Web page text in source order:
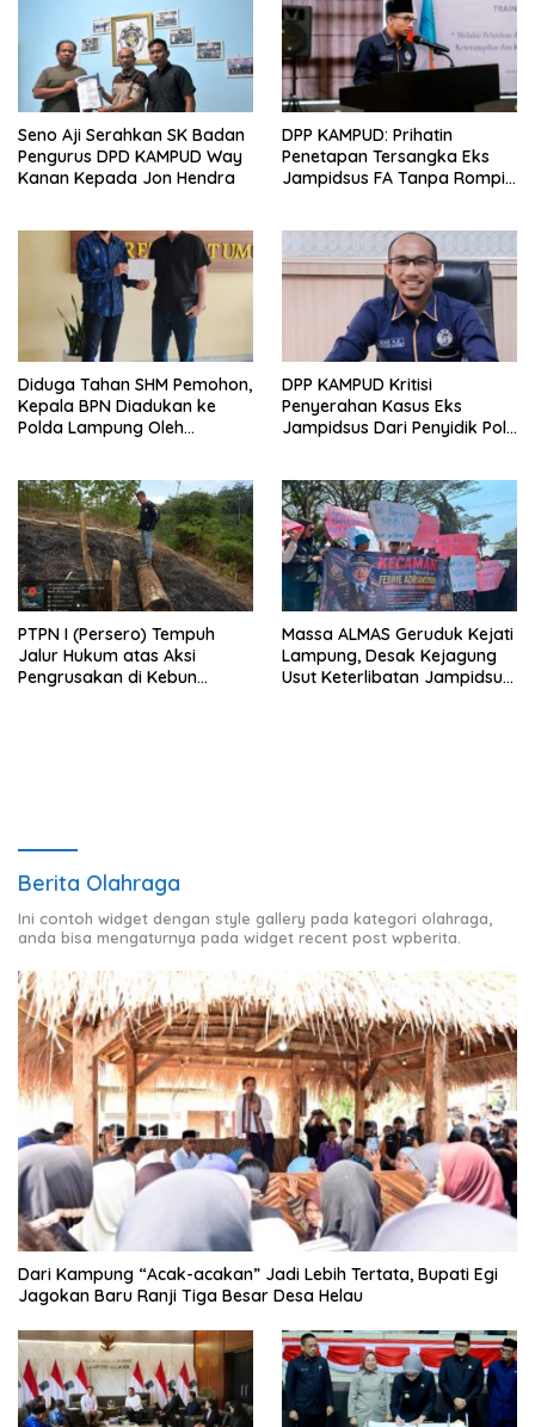
Seno Aji Serahkan SK Badan
Pengurus DPD KAMPUD Way
Kanan Kepada Jon Hendra
DPP KAMPUD: Prihatin
Penetapan Tersangka Eks
Jampidsus FA Tanpa Rompi
Diduga Tahan SHM Pemohon,
Kepala BPN Diadukan ke
Polda Lampung Oleh
DPP KAMPUD Kritisi
Penyerahan Kasus Eks
Jampidsus Dari Penyidik Polri
PTPN I (Persero) Tempuh
Jalur Hukum atas Aksi
Pengrusakan di Kebun
Massa ALMAS Geruduk Kejati
Lampung, Desak Kejagung
Usut Keterlibatan Jampidsus
Berita Olahraga
Ini contoh widget dengan style gallery pada kategori olahraga,
anda bisa mengaturnya pada widget recent post wpberita.
Dari Kampung “Acak-acakan” Jadi Lebih Tertata, Bupati Egi
Jagokan Baru Ranji Tiga Besar Desa Helau